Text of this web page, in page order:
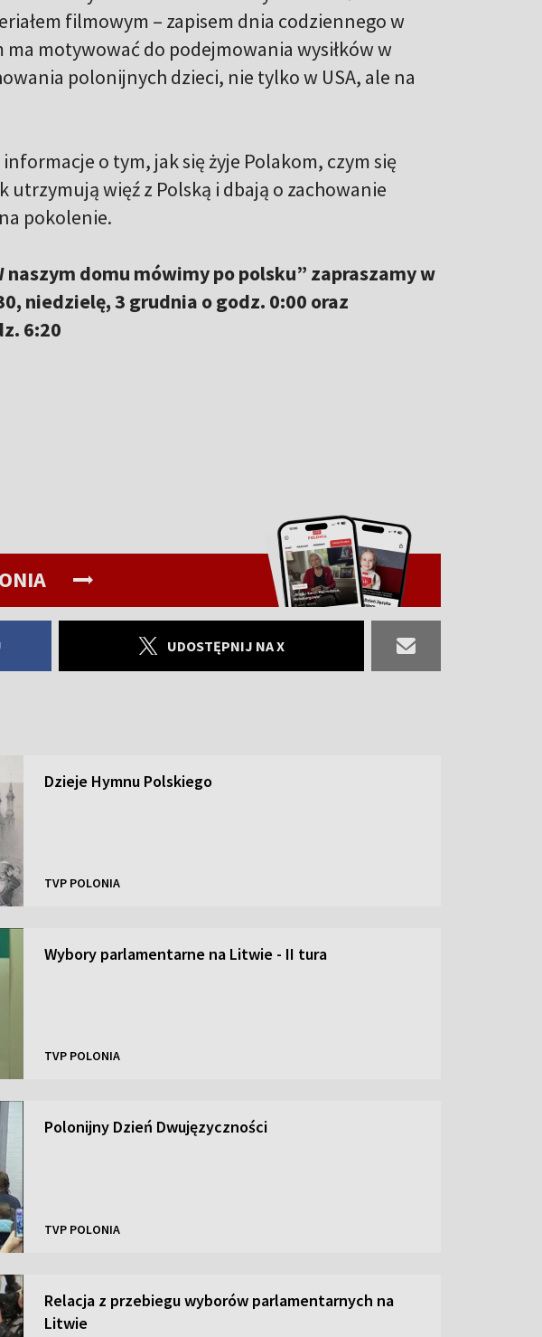
filmowym – zapisem dnia codziennego w
motywować do podejmowania wysiłków w
polonijnych dzieci, nie tylko w USA, ale na
o tym, jak się żyje Polakom, czym się
utrzymują więź z Polską i dbają o zachowanie
pokolenie.
naszym domu mówimy po polsku” zapraszamy w
niedzielę, 3 grudnia o godz. 0:00 oraz
6:20
UDOSTĘPNIJ NA X
Dzieje Hymnu Polskiego
TVP POLONIA
Wybory parlamentarne na Litwie - II tura
TVP POLONIA
Polonijny Dzień Dwujęzyczności
TVP POLONIA
Relacja z przebiegu wyborów parlamentarnych na
Litwie